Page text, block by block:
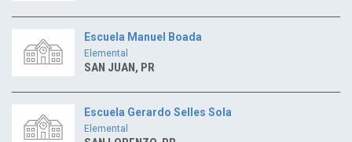
Escuela Manuel Boada
Elemental
SAN JUAN, PR
Escuela Gerardo Selles Sola
Elemental